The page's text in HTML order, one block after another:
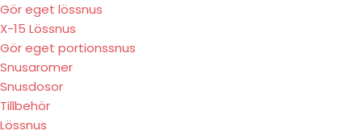
Gör eget lössnus
X-15 Lössnus
Gör eget portionssnus
Snusaromer
Snusdosor
Tillbehör
Lössnus